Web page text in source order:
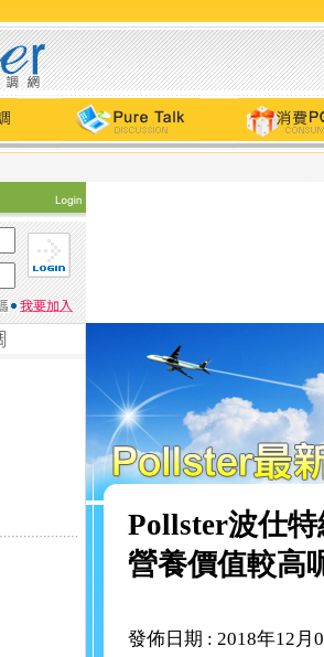
Pollster波仕
營養價值較高
發佈日期 : 2018年12月